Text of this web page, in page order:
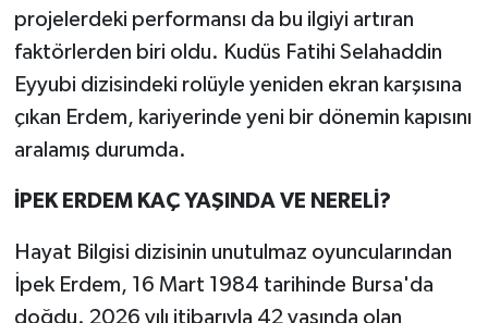
projelerdeki performansı da bu ilgiyi artıran
faktörlerden biri oldu. Kudüs Fatihi Selahaddin
Eyyubi dizisindeki rolüyle yeniden ekran karşısına
çıkan Erdem, kariyerinde yeni bir dönemin kapısını
aralamış durumda.
İPEK ERDEM KAÇ YAŞINDA VE NERELİ?
Hayat Bilgisi dizisinin unutulmaz oyuncularından
İpek Erdem, 16 Mart 1984 tarihinde Bursa'da
doğdu. 2026 yılı itibarıyla 42 yaşında olan